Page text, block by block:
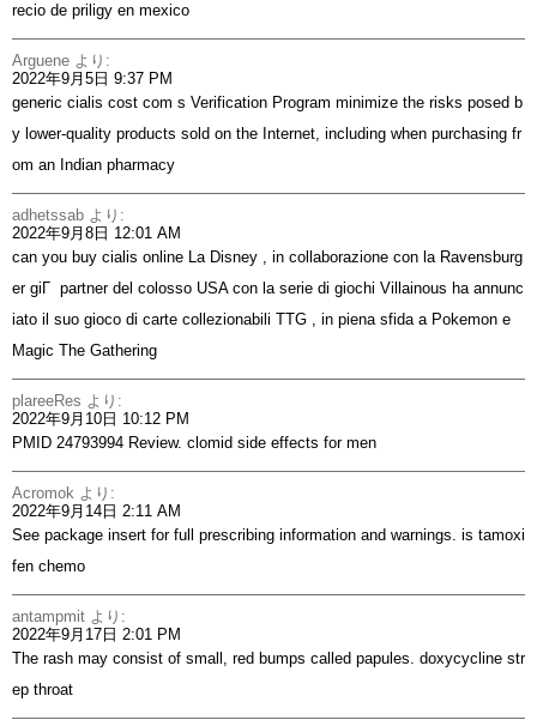
recio de priligy en mexico
Arguene より:
2022年9月5日 9:37 PM
generic cialis cost com s Verification Program minimize the risks posed b
y lower-quality products sold on the Internet, including when purchasing fr
om an Indian pharmacy
adhetssab より:
2022年9月8日 12:01 AM
can you buy cialis online La Disney , in collaborazione con la Ravensburg
er giГ partner del colosso USA con la serie di giochi Villainous ha annunc
iato il suo gioco di carte collezionabili TTG , in piena sfida a Pokemon e
Magic The Gathering
plareeRes より:
2022年9月10日 10:12 PM
PMID 24793994 Review. clomid side effects for men
Acromok より:
2022年9月14日 2:11 AM
See package insert for full prescribing information and warnings. is tamoxi
fen chemo
antampmit より:
2022年9月17日 2:01 PM
The rash may consist of small, red bumps called papules. doxycycline str
ep throat